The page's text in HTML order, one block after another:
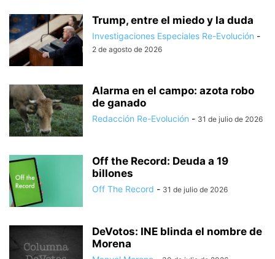
Trump, entre el miedo y la duda
Investigaciones Especiales Re-Evolución -
2 de agosto de 2026
Alarma en el campo: azota robo
de ganado
Redacción Re-Evolución - 31 de julio de 2026
Off the Record: Deuda a 19
billones
Off The Record - 31 de julio de 2026
DeVotos: INE blinda el nombre de
Morena